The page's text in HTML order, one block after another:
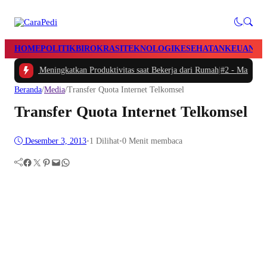
HOMEPOLITIKBIROKRASITEKNOLOGIKESEHATAN
dan Meningkatkan Produktivitas saat Bekerja dari Rumah|#2 - Masalah
Beranda/Media/Transfer Quota Internet Telkomsel
Transfer Quota Internet Telkomsel
Desember 3, 2013•1 Dilihat•0 Menit membaca
Facebook Twitter Pinterest Mail WhatsApp